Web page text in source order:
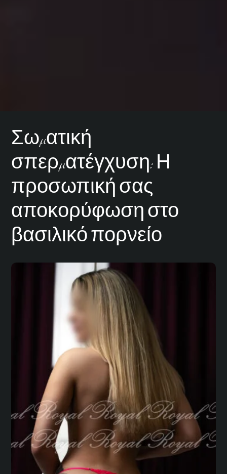
Σωματική
σπερματέγχυση: Η
προσωπική σας
αποκορύφωση στο
βασιλικό πορνείο